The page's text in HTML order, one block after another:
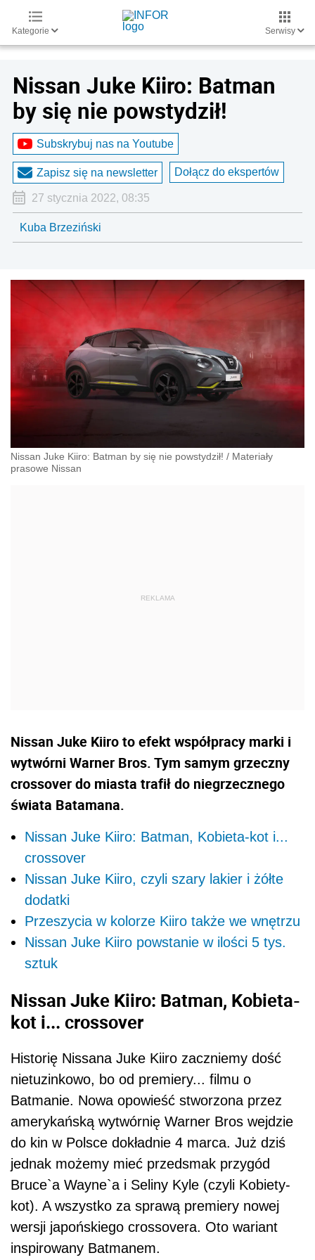
Kategorie Serwisy
Nissan Juke Kiiro: Batman
by się nie powstydził!
Subskrybuj nas na Youtube
Zapisz się na newsletter Dołącz do ekspertów
27 stycznia 2022, 08:35
Kuba Brzeziński
Nissan Juke Kiiro: Batman by się nie powstydził! / Materiały
prasowe Nissan
Nissan Juke Kiiro to efekt współpracy marki i
wytwórni Warner Bros. Tym samym grzeczny
crossover do miasta trafił do niegrzecznego
świata Batamana.
Nissan Juke Kiiro: Batman, Kobieta-kot i...
crossover
Nissan Juke Kiiro, czyli szary lakier i żółte
dodatki
Przeszycia w kolorze Kiiro także we wnętrzu
Nissan Juke Kiiro powstanie w ilości 5 tys.
sztuk
Nissan Juke Kiiro: Batman, Kobieta-
kot i... crossover
Historię Nissana Juke Kiiro zaczniemy dość
nietuzinkowo, bo od premiery... filmu o
Batmanie. Nowa opowieść stworzona przez
amerykańską wytwórnię Warner Bros wejdzie
do kin w Polsce dokładnie 4 marca. Już dziś
jednak możemy mieć przedsmak przygód
Bruce`a Wayne`a i Seliny Kyle (czyli Kobiety-
kot). A wszystko za sprawą premiery nowej
wersji japońskiego crossovera. Oto wariant
inspirowany Batmanem.